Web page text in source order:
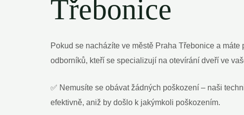
Třebonice
Pokud se nacházíte ve městě Praha Třebonice a
odborníků, kteří se specializují na otevírání dveří ve
✅ Nemusíte se obávat žádných poškození – naši
efektivně, aniž by došlo k jakýmkoli poškozením.